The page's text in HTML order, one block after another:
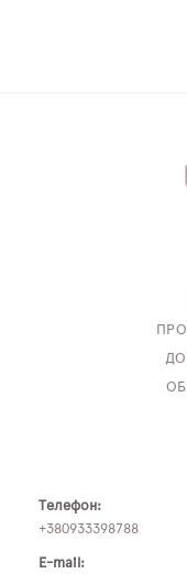
Телефон:
+380933398788
E-mail: